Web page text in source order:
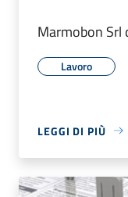
Marmobon Srl
Lavoro
LEGGI DI PIÙ